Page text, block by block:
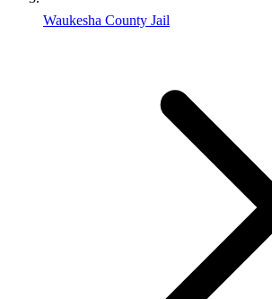
Waukesha County Jail